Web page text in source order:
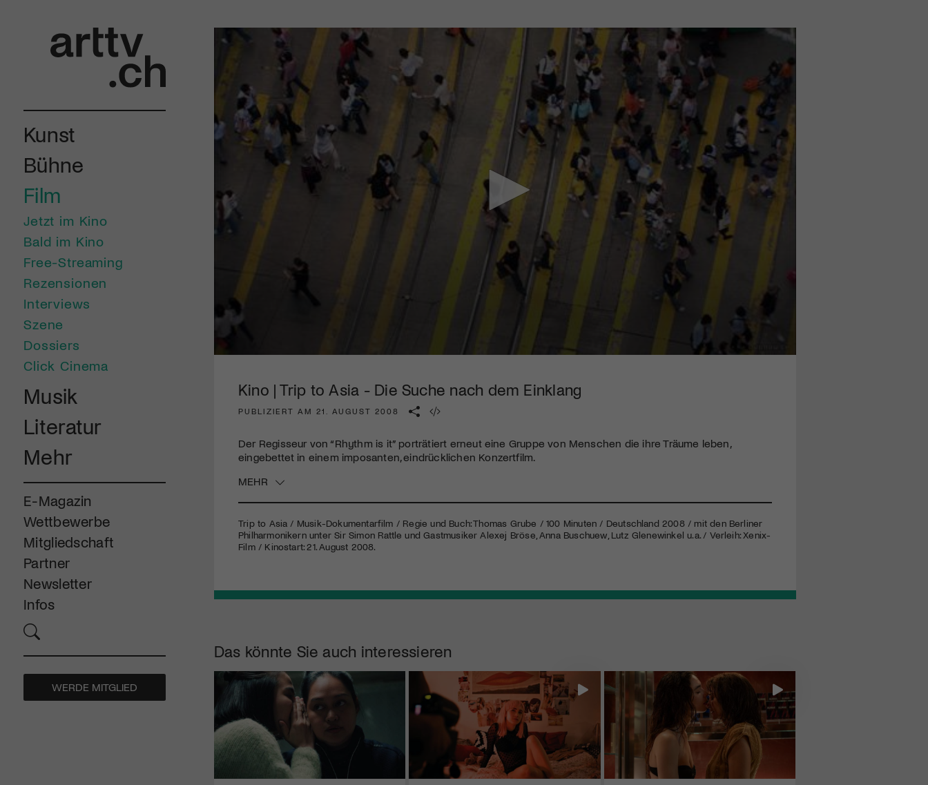
Kunst
Bühne
Film
Jetzt im Kino
Bald im Kino
Free-Streaming
Rezensionen
Interviews
Szene
Dossiers
Click Cinema
Musik
Literatur
Mehr
E-Magazin
Wettbewerbe
Mitgliedschaft
Partner
Newsletter
Infos
WERDE MITGLIED
Kino | Trip to Asia - Die Suche nach dem Einklang
PUBLIZIERT AM 21. AUGUST 2008
Der Regisseur von “Rhythm is it” porträtiert erneut eine Gruppe von Menschen die ihre Träume leben,
eingebettet in einem imposanten, eindrücklichen Konzertfilm.
MEHR
Trip to Asia / Musik-Dokumentarfilm / Regie und Buch: Thomas Grube / 100 Minuten / Deutschland 2008 / mit den Berliner
Philharmonikern unter Sir Simon Rattle und Gastmusiker Alexej Bröse, Anna Buschuew, Lutz Glenewinkel u.a. / Verleih: Xenix-
Film / Kinostart: 21. August 2008.
Das könnte Sie auch interessieren
Mit deiner Mitgliedschaft erhältst du kostenlosen Zugang zu
diversen Kulturevents.
Jetzt Mitglied werden